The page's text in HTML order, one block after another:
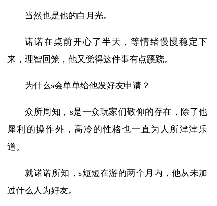
当然也是他的白月光。
诺诺在桌前开心了半天，等情绪慢慢稳定下
来，理智回笼，他又觉得这件事有点蹊跷。
为什么s会单单给他发好友申请？
众所周知，s是一众玩家们敬仰的存在，除了他
犀利的操作外，高冷的性格也一直为人所津津乐
道。
就诺诺所知，s短短在游的两个月内，他从未加
过什么人为好友。